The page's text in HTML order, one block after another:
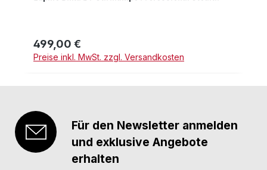
Regulärer Preis:
499,00 €
Preise inkl. MwSt. zzgl. Versandkosten
Für den Newsletter anmelden
und exklusive Angebote
erhalten